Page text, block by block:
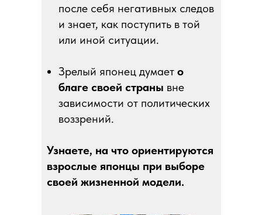
после себя негативных следов
и знает, как поступить в той
или иной ситуации.
Зрелый японец думает о
благе своей страны вне
зависимости от политических
воззрений.
Узнаете, на что ориентируются
взрослые японцы при выборе
своей жизненной модели.